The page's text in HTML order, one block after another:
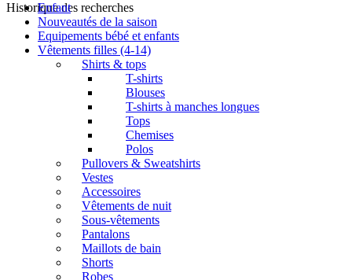
Historique des recherches
Enfant
Nouveautés de la saison
Equipements bébé et enfants
Vêtements filles (4-14)
Shirts & tops
T-shirts
Blouses
T-shirts à manches longues
Tops
Chemises
Polos
Pullovers & Sweatshirts
Vestes
Accessoires
Vêtements de nuit
Sous-vêtements
Pantalons
Maillots de bain
Shorts
Robes